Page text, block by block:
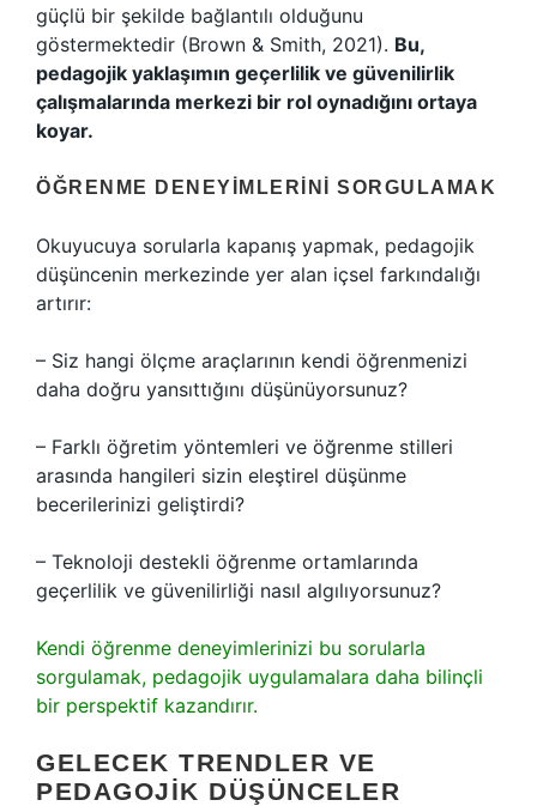
güçlü bir şekilde bağlantılı olduğunu
göstermektedir (Brown & Smith, 2021). Bu,
pedagojik yaklaşımın geçerlilik ve güvenilirlik
çalışmalarında merkezi bir rol oynadığını ortaya
koyar.
ÖĞRENME DENEYIMLERINI SORGULAMAK
Okuyucuya sorularla kapanış yapmak, pedagojik
düşüncenin merkezinde yer alan içsel farkındalığı
artırır:
– Siz hangi ölçme araçlarının kendi öğrenmenizi
daha doğru yansıttığını düşünüyorsunuz?
– Farklı öğretim yöntemleri ve öğrenme stilleri
arasında hangileri sizin eleştirel düşünme
becerilerinizi geliştirdi?
– Teknoloji destekli öğrenme ortamlarında
geçerlilik ve güvenilirliği nasıl algılıyorsunuz?
Kendi öğrenme deneyimlerinizi bu sorularla
sorgulamak, pedagojik uygulamalara daha bilinçli
bir perspektif kazandırır.
GELECEK TRENDLER VE
PEDAGOJIK DÜŞÜNCELER